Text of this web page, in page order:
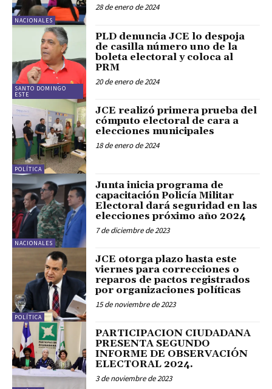
NACIONALES
28 de enero de 2024
SANTO DOMINGO
ESTE
PLD denuncia JCE lo despoja
de casilla número uno de la
boleta electoral y coloca al
PRM
20 de enero de 2024
POLÍTICA
JCE realizó primera prueba del
cómputo electoral de cara a
elecciones municipales
18 de enero de 2024
NACIONALES
Junta inicia programa de
capacitación Policía Militar
Electoral dará seguridad en las
elecciones próximo año 2024
7 de diciembre de 2023
POLÍTICA
JCE otorga plazo hasta este
viernes para correcciones o
reparos de pactos registrados
por organizaciones políticas
15 de noviembre de 2023
PARTICIPACION CIUDADANA
PRESENTA SEGUNDO
INFORME DE OBSERVACIÓN
ELECTORAL 2024.
3 de noviembre de 2023